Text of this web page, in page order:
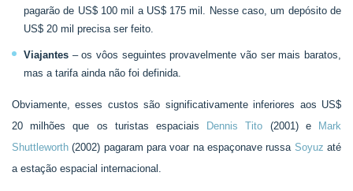
pagarão de US$ 100 mil a US$ 175 mil. Nesse caso, um depósito de
US$ 20 mil precisa ser feito.
Viajantes – os vôos seguintes provavelmente vão ser mais baratos,
mas a tarifa ainda não foi definida.
Obviamente, esses custos são significativamente inferiores aos US$
20 milhões que os turistas espaciais
Dennis Tito (2001) e
Mark
Shuttleworth (2002) pagaram para voar na espaçonave russa Soyuz até
a estação espacial internacional.